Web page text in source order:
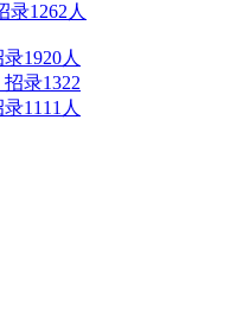
1262人
1920人
录1322
1111人